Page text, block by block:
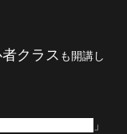
クラス も開講し
」